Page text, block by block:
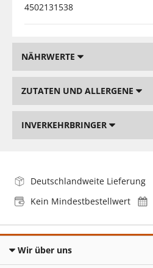
4502131538
NÄHRWERTE
ZUTATEN UND ALLERGENE
INVERKEHRBRINGER
Deutschlandweite Lieferung
Kein Mindestbestellwert
Wir über uns